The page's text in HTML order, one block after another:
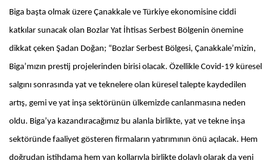
Biga başta olmak üzere Çanakkale ve Türkiye ekonomisine ciddi
katkılar sunacak olan Bozlar Yat İhtisas Serbest Bölgenin önemine
dikkat çeken Şadan Doğan; “Bozlar Serbest Bölgesi, Çanakkale’mizin,
Biga’mızın prestij projelerinden birisi olacak. Özellikle Covid-19 küresel
salgını sonrasında yat ve teknelere olan küresel talepte kaydedilen
artış, gemi ve yat inşa sektörünün ülkemizde canlanmasına neden
oldu. Biga’ya kazandıracağımız bu alanla birlikte, yat ve tekne inşa
sektöründe faaliyet gösteren firmaların yatırımının önü açılacak. Hem
doğrudan istihdama hem yan kollarıyla birlikte dolaylı olarak da yeni